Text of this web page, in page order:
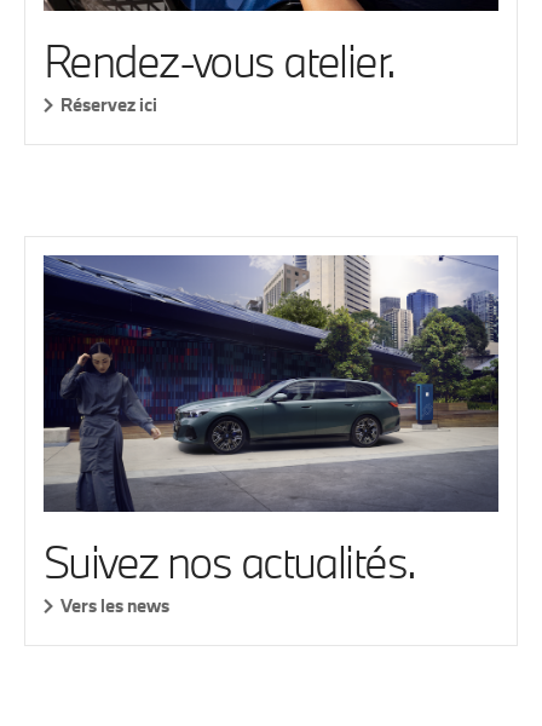
Rendez-vous atelier.
Réservez ici
Suivez nos actualités.
Vers les news